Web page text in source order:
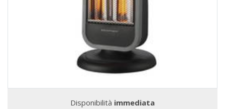
Disponibilità immediata